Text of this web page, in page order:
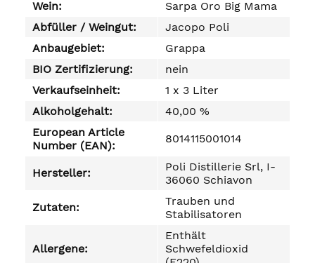
Wein:
Sarpa Oro Big Mama
Abfüller / Weingut:
Jacopo Poli
Anbaugebiet:
Grappa
BIO Zertifizierung:
nein
Verkaufseinheit:
1 x 3 Liter
Alkoholgehalt:
40,00 %
European Article
Number (EAN):
8014115001014
Hersteller:
Poli Distillerie Srl, I-
36060 Schiavon
Zutaten:
Trauben und
Stabilisatoren
Allergene:
Enthält
Schwefeldioxid